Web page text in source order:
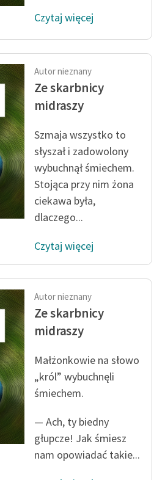
Czytaj więcej
Autor nieznany
Ze skarbnicy
midraszy
Szmaja wszystko to
słyszał i zadowolony
wybuchnął śmiechem.
Stojąca przy nim żona
ciekawa była,
dlaczego...
Czytaj więcej
Autor nieznany
Ze skarbnicy
midraszy
Małżonkowie na słowo
„król” wybuchnęli
śmiechem.
— Ach, ty biedny
głupcze! Jak śmiesz
nam opowiadać takie...